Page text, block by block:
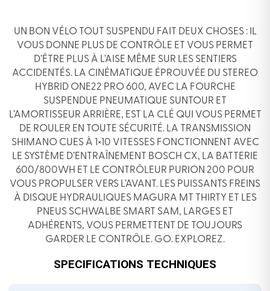
UN BON VÉLO TOUT SUSPENDU FAIT DEUX CHOSES : IL
VOUS DONNE PLUS DE CONTRÔLE ET VOUS PERMET
D’ÊTRE PLUS À L’AISE MÊME SUR LES SENTIERS
ACCIDENTÉS. LA CINÉMATIQUE ÉPROUVÉE DU STEREO
HYBRID ONE22 PRO 600, AVEC LA FOURCHE
SUSPENDUE PNEUMATIQUE SUNTOUR ET
L’AMORTISSEUR ARRIÈRE, EST LA CLÉ QUI VOUS PERMET
DE ROULER EN TOUTE SÉCURITÉ. LA TRANSMISSION
SHIMANO CUES À 1×10 VITESSES FONCTIONNENT AVEC
LE SYSTÈME D’ENTRAÎNEMENT BOSCH CX, LA BATTERIE
600/800WH ET LE CONTRÔLEUR PURION 200 POUR
VOUS PROPULSER VERS L’AVANT. LES PUISSANTS FREINS
À DISQUE HYDRAULIQUES MAGURA MT THIRTY ET LES
PNEUS SCHWALBE SMART SAM, LARGES ET
ADHÉRENTS, VOUS PERMETTENT DE TOUJOURS
GARDER LE CONTRÔLE. GO. EXPLOREZ.
SPECIFICATIONS TECHNIQUES